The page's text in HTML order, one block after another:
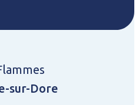
sur-Dore